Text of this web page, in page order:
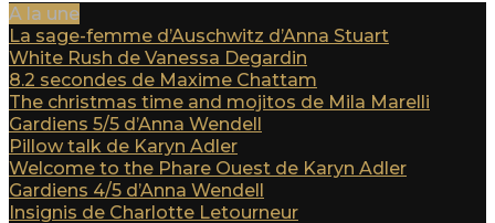
A la une
La sage-femme d’Auschwitz d’Anna Stuart
White Rush de Vanessa Degardin
8.2 secondes de Maxime Chattam
The christmas time and mojitos de Mila Marelli
Gardiens 5/5 d’Anna Wendell
Pillow talk de Karyn Adler
Welcome to the Phare Ouest de Karyn Adler
Gardiens 4/5 d’Anna Wendell
Insignis de Charlotte Letourneur